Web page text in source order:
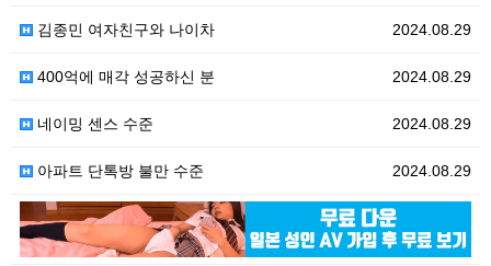
2024.08.29
김종민 여자친구와 나이차
2024.08.29
400억에 매각 성공하신 분
2024.08.29
네이밍 센스 수준
2024.08.29
아파트 단톡방 불만 수준
2024.08.29